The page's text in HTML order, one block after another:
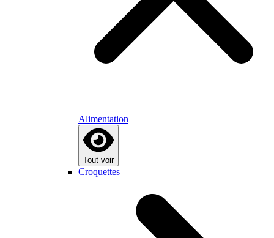
Alimentation
Tout voir
Croquettes